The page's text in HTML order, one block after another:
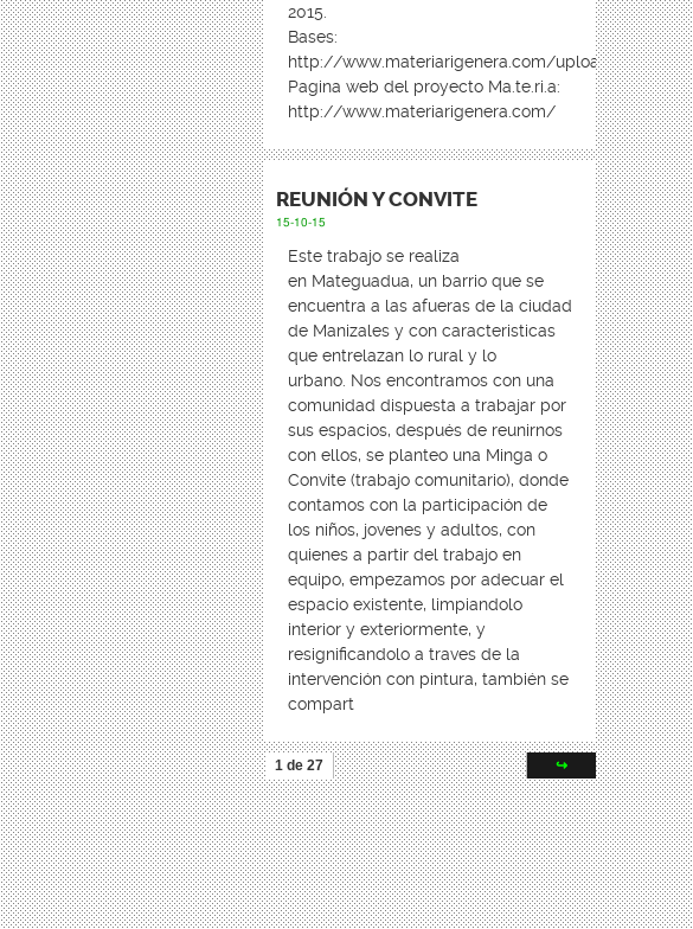
2015.
Bases:
http://www.materiarigenera.com/uploads/3/1/4/3/
Pagina web del proyecto Ma.te.ri.a:
http://www.materiarigenera.com/
REUNIÓN Y CONVITE
15-10-15
Este trabajo se realiza
en Mateguadua, un barrio que se
encuentra a las afueras de la ciudad
de Manizales y con caracteristicas
que entrelazan lo rural y lo
urbano. Nos encontramos con una
comunidad dispuesta a trabajar por
sus espacios, después de reunirnos
con ellos, se planteo una Minga o
Convite (trabajo comunitario), donde
contamos con la participación de
los niños, jovenes y adultos, con
quienes a partir del trabajo en
equipo, empezamos por adecuar el
espacio existente, limpiandolo
interior y exteriormente, y
resignificandolo a traves de la
intervención con pintura, también se
compart
1 de 27 ↪